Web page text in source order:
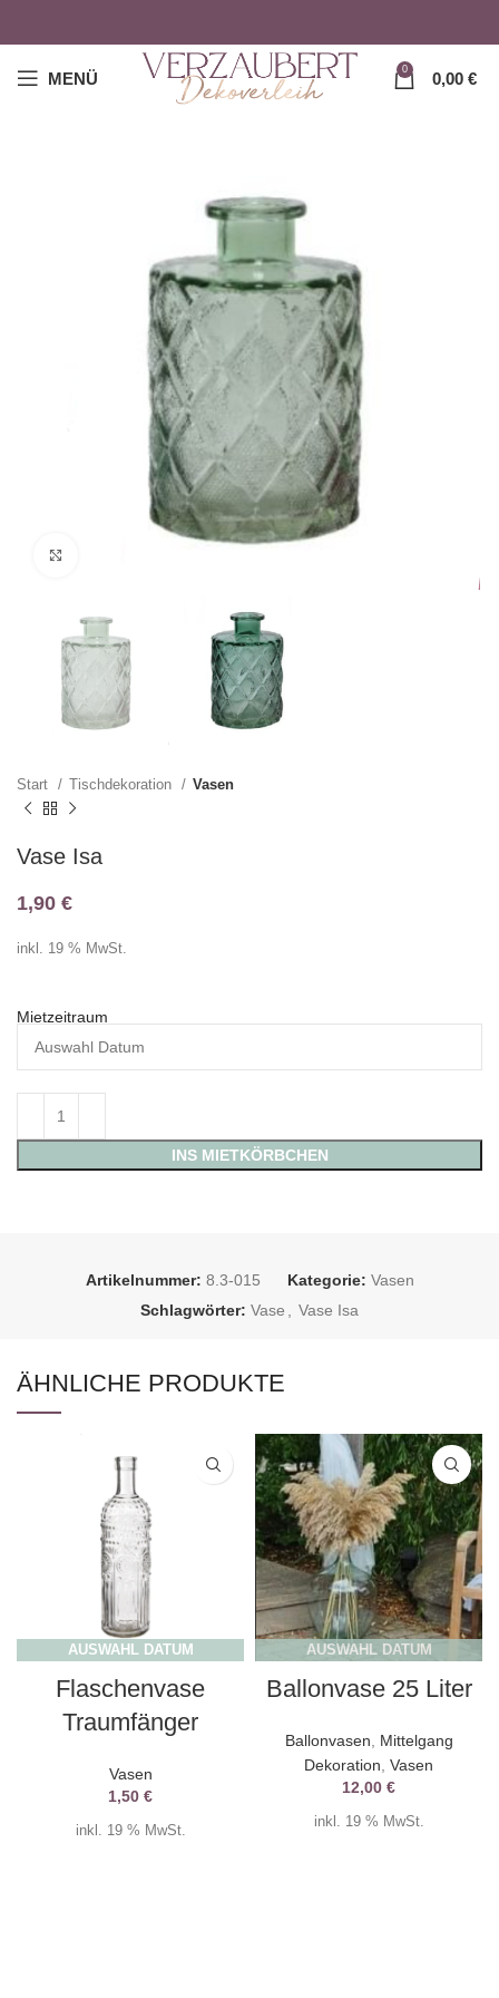
MENÜ 0 0,00 €
Start Tischdekoration Vasen
Vase Isa
1,90 €
inkl. 19 % MwSt.
Mietzeitraum
INS MIETKÖRBCHEN
Artikelnummer: 8.3-015 Kategorie: Vasen
Schlagwörter: Vase , Vase Isa
ÄHNLICHE PRODUKTE
AUSWAHL DATUM
Flaschenvase
Traumfänger
Vasen
1,50 €
inkl. 19 % MwSt.
AUSWAHL DATUM
Ballonvase 25 Liter
Ballonvasen, Mittelgang
Dekoration, Vasen
12,00 €
inkl. 19 % MwSt.